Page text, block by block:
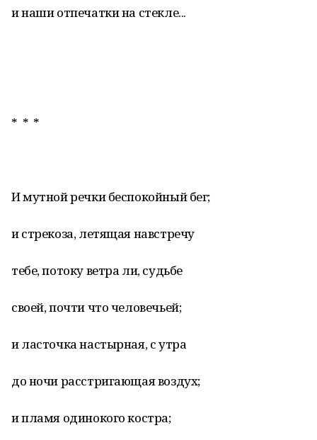
и наши отпечатки на стекле...
* * *
И мутной речки беспокойный бег;
и стрекоза, летящая навстречу
тебе, потоку ветра ли, судьбе
своей, почти что человечьей;
и ласточка настырная, с утра
до ночи расстригающая воздух;
и пламя одинокого костра;